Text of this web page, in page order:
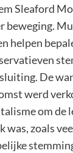
Sleaford
beweging.
helpen
De
werd
om de
was, zoals